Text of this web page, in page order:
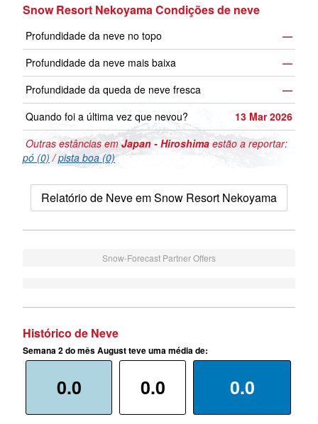
Snow Resort Nekoyama Condições de neve
Profundidade da neve no topo
—
Profundidade da neve mais baixa
—
Profundidade da queda de neve fresca
—
Quando foi a última vez que nevou?
13 Mar 2026
Outras estâncias emJapan - Hiroshima estão a reportar:
pó (0) /pista boa (0)
Relatório de Neve em Snow Resort Nekoyama
Snow-Forecast Partner Offers
Histórico de Neve
Semana 2 do mês August teve uma média de:
0.0 0.0 0.0